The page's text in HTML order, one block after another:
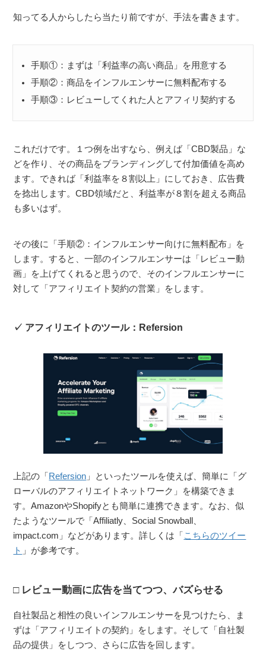
知ってる人からしたら当たり前ですが、手法を書きます。
手順①：まずは「利益率の高い商品」を用意する
手順②：商品をインフルエンサーに無料配布する
手順③：レビューしてくれた人とアフィリ契約する
これだけです。１つ例を出すなら、例えば「CBD製品」な
どを作り、その商品をブランディングして付加価値を高め
ます。できれば「利益率を８割以上」にしておき、広告費
を捻出します。CBD領域だと、利益率が８割を超える商品
も多いはず。
その後に「手順②：インフルエンサー向けに無料配布」を
します。すると、一部のインフルエンサーは「レビュー動
画」を上げてくれると思うので、そのインフルエンサーに
対して「アフィリエイト契約の営業」をします。
アフィリエイトのツール：Refersion
上記の「Refersion 」といったツールを使えば、簡単に「グ
ローバルのアフィリエイトネットワーク」を構築できま
す。AmazonやShopifyとも簡単に連携できます。なお、似
たようなツールで「Affiliatly、Social Snowball、
impact.com」などがあります。詳しくは「こちらのツイー
ト 」が参考です。
レビュー動画に広告を当てつつ、バズらせる
自社製品と相性の良いインフルエンサーを見つけたら、ま
ずは「アフィリエイトの契約」をします。そして「自社製
品の提供」をしつつ、さらに広告を回します。